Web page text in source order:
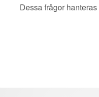
Dessa frågor hanteras